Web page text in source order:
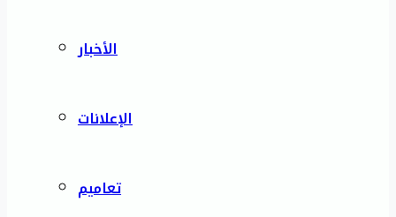
الأخبار
الإعلانات
تعاميم